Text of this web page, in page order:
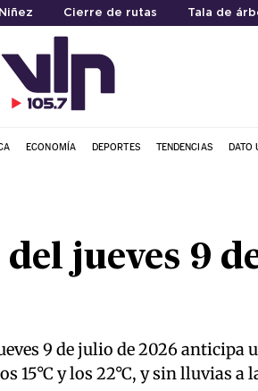
Cierre de rutas Tala de
ECONOMÍA DEPORTES TENDENCIAS DATO
jueves 9
9 de julio de 2026 anticipa
15°C y los 22°C, y sin lluvias a